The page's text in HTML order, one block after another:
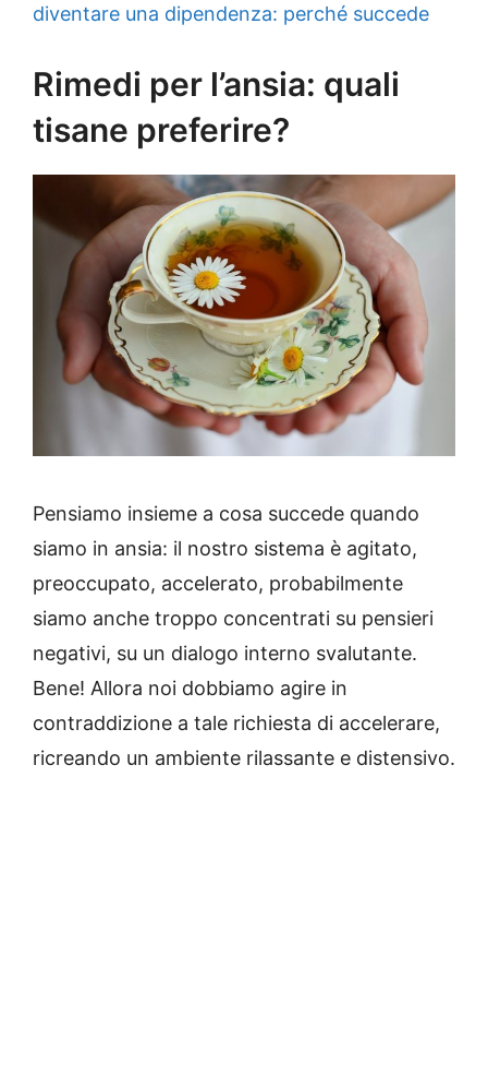
diventare una dipendenza: perché succede
Rimedi per l’ansia: quali
tisane preferire?
Pensiamo insieme a cosa succede quando
siamo in ansia: il nostro sistema è agitato,
preoccupato, accelerato, probabilmente
siamo anche troppo concentrati su pensieri
negativi, su un dialogo interno svalutante.
Bene! Allora noi dobbiamo agire in
contraddizione a tale richiesta di accelerare,
ricreando un ambiente rilassante e distensivo.